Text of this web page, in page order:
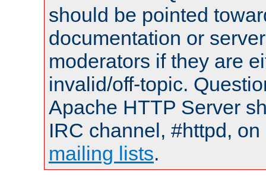
should be pointed
documentation or
moderators if they are
invalid/off-topic.
Apache HTTP Server
IRC channel, #httpd,
mailing lists.